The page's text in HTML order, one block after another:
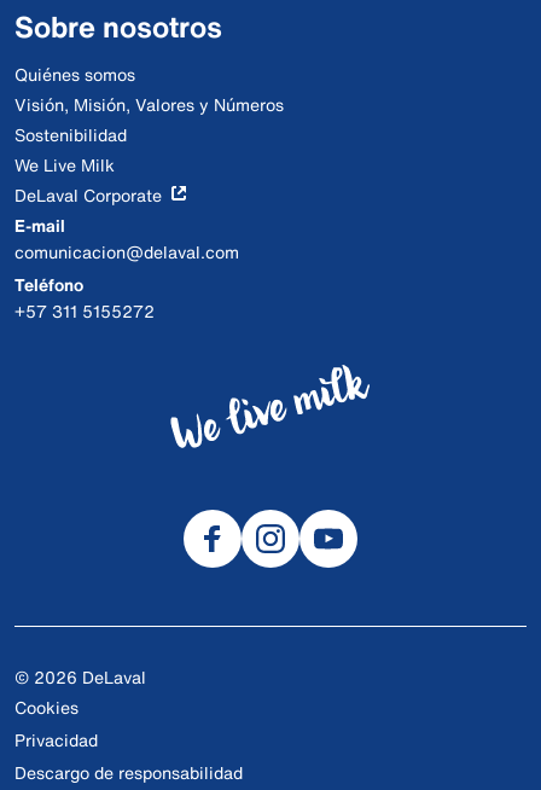
Sobre nosotros
Quiénes somos
Visión, Misión, Valores y Números
Sostenibilidad
We Live Milk
DeLaval Corporate
E-mail
comunicacion@delaval.com
Teléfono
+57 311 5155272
© 2026 DeLaval
Cookies
Privacidad
Descargo de responsabilidad